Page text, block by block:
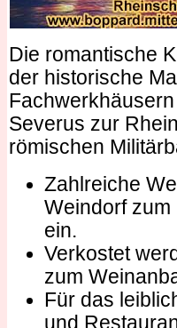
Die romantische
der historische
Severus zur
römischen
Zahlreiche
Weindorf
ein.
Verkostet
zum
Für das
und